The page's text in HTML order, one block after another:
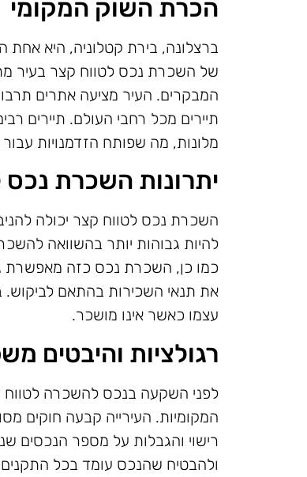
הכרת השוק המקומי
ברצלונה, בירת קטלוניה, היא אחת
של השכרת נכס לטווח קצר בעיר
המבקרים. העיר מציעה אתרים
תיירים מכל רחבי העולם. תיירים
מלונות, מה שפותח הזדמנויות
יתרונות השכרת נכס
השכרת נכס לטווח קצר יכולה
להיות גבוהות יותר בהשוואה
כמו כן, השכרת נכס כזה מאפשרת
את תנאי השכירות בהתאם לביקוש.
עצמו כאשר אינו מושכר.
רגולציות והיבטים
לפני השקעה בנכס להשכרה לטווח
המקומיות. העירייה קבעה חוקים
רישוי והגבלות על מספר הנכסים
ולהבטיח שהנכס עומד בכל